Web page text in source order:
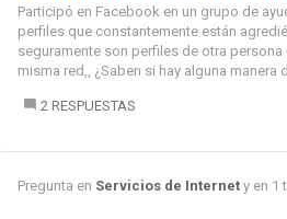
Participó en Facebook en un grupo de
perfiles que constantemente están
seguramente son perfiles de otra
misma red,, ¿Saben si hay alguna manera
2 RESPUESTAS
Pregunta en Servicios de Internety en 1